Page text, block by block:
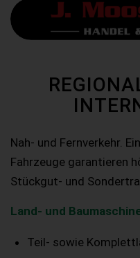
Nah- und Fernverkehr.
Fahrzeuge garantieren
Stückgut- und
Land- und
Teil- sowie